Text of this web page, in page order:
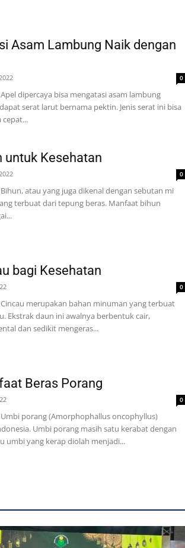
Asam Lambung Naik dengan
0
- Apel dipercaya bisa mengatasi asam lambung
serat larut bernama pektin. Jenis serat ini bisa
untuk Kesehatan
0
- Bihun, atau yang juga dikenal dengan sebutan mi
terbuat dari tepung beras. Manfaat bihun
bagi Kesehatan
0
- Cincau merupakan bahan minuman yang terbuat
Ekstrak daun ini awalnya berbentuk cair,
dan sedikit mengeras...
Beras Porang
0
- Umbi porang (Amorphophallus oncophyllus)
Umbi porang masih satu kerabat dengan
umbi yang kerap diolah menjadi...